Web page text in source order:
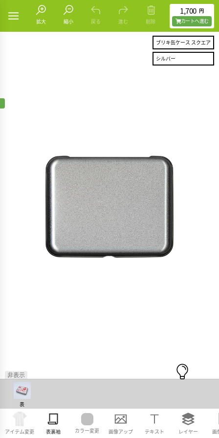
拡大 縮小 戻る 進む 削除
1,700 円
カートヘ進む
アイテム変更 表裏袖 カラー変更 画像アップ テキスト レイヤー 画
ブリキ缶ケース スクエア
シルバー
表
非表示